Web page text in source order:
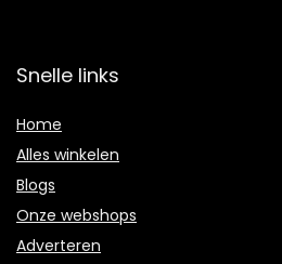
Snelle links
Home
Alles winkelen
Blogs
Onze webshops
Adverteren